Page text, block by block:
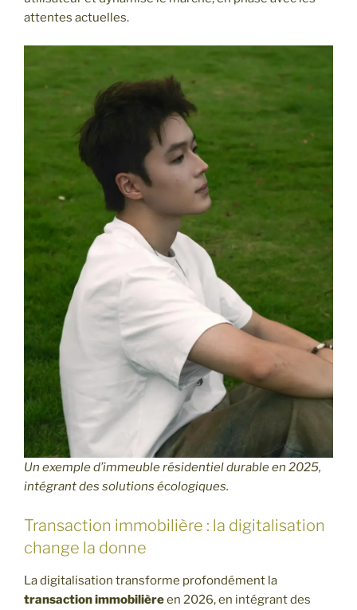
attentes actuelles.
Un exemple d’immeuble résidentiel durable en 2025,
intégrant des solutions écologiques.
Transaction immobilière : la digitalisation
change la donne
La digitalisation transforme profondément la
transaction immobilièreen 2026, en intégrant des